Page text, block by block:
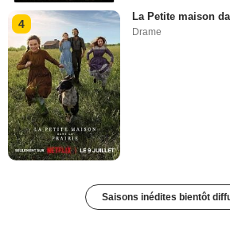
4
La Petite maison
Drame
Saisons inédites bientôt